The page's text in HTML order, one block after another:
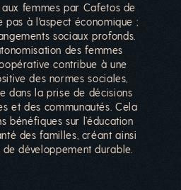
femmes par Cafetos de
pas à l'aspect économique ;
sociaux profonds.
des femmes
contribue à une
des normes sociales,
dans la prise de décisions
et des communautés. Cela
bénéfiques sur l’éducation
des familles, créant ainsi
développement durable.